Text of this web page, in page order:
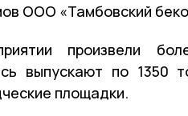
ООО «Тамбовский
произвели
выпускают по 1350
площадки.